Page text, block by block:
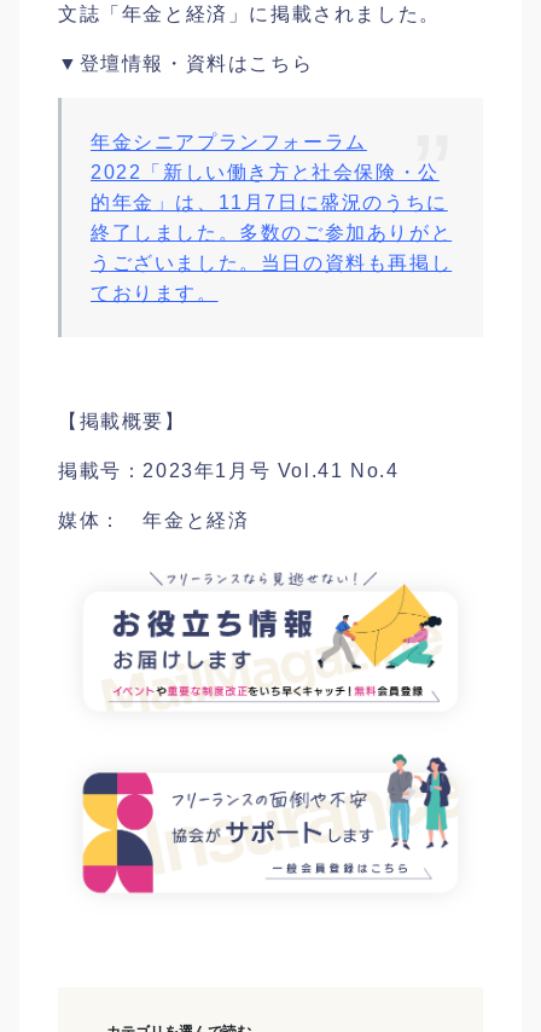
文誌「年金と経済」に掲載されました。
▼登壇情報・資料はこちら
年金シニアプランフォーラム
2022「新しい働き方と社会保険・公
的年金」は、11月7日に盛況のうちに
終了しました。多数のご参加ありがと
うございました。当日の資料も再掲し
ております。
【掲載概要】
掲載号：2023年1月号 Vol.41 No.4
媒体： 年金と経済